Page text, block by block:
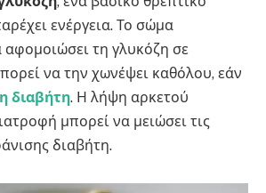
ενέργεια. Το σώμα
αφομοιώσει τη γλυκόζη σε
να την χωνέψει καθόλου, εάν
διαβήτη. Η λήψη αρκετού
μπορεί να μειώσει τις
διαβήτη.